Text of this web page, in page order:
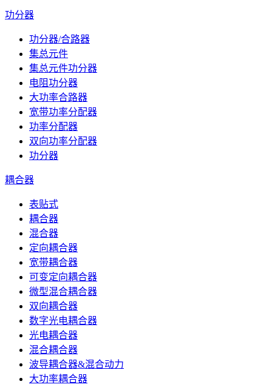
功分器
功分器/合路器
集总元件
集总元件功分器
电阻功分器
大功率合路器
宽带功率分配器
功率分配器
双向功率分配器
功分器
耦合器
表贴式
耦合器
混合器
定向耦合器
宽带耦合器
可变定向耦合器
微型混合耦合器
双向耦合器
数字光电耦合器
光电耦合器
混合耦合器
波导耦合器&混合动力
大功率耦合器